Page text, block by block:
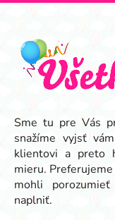
Z
Sme tu pre Vás
snažíme vyjsť
klientovi a preto
mieru. Preferujeme
mohli
naplniť.